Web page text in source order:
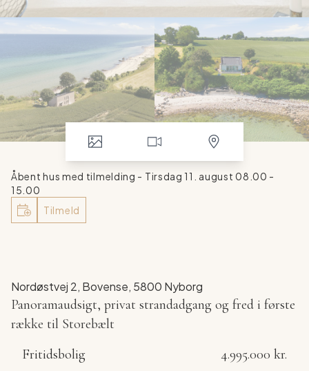
Åbent hus med tilmelding - Tirsdag 11. august 08.00 -
15.00
Tilmeld
Nordøstvej 2, Bovense, 5800 Nyborg
Panoramaudsigt, privat strandadgang og fred i første
række til Storebælt
ØNSKER AT ANKOMME
Fritidsbolig 4.995.000 kr.